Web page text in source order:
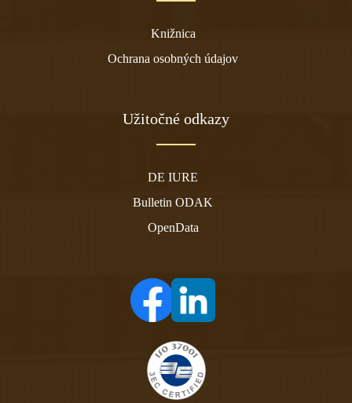
Knižnica
Ochrana osobných údajov
Užitočné odkazy
DE IURE
Bulletin ODAK
OpenData
(otvára sa v novom tabe)
(otvára sa v novom tabe)